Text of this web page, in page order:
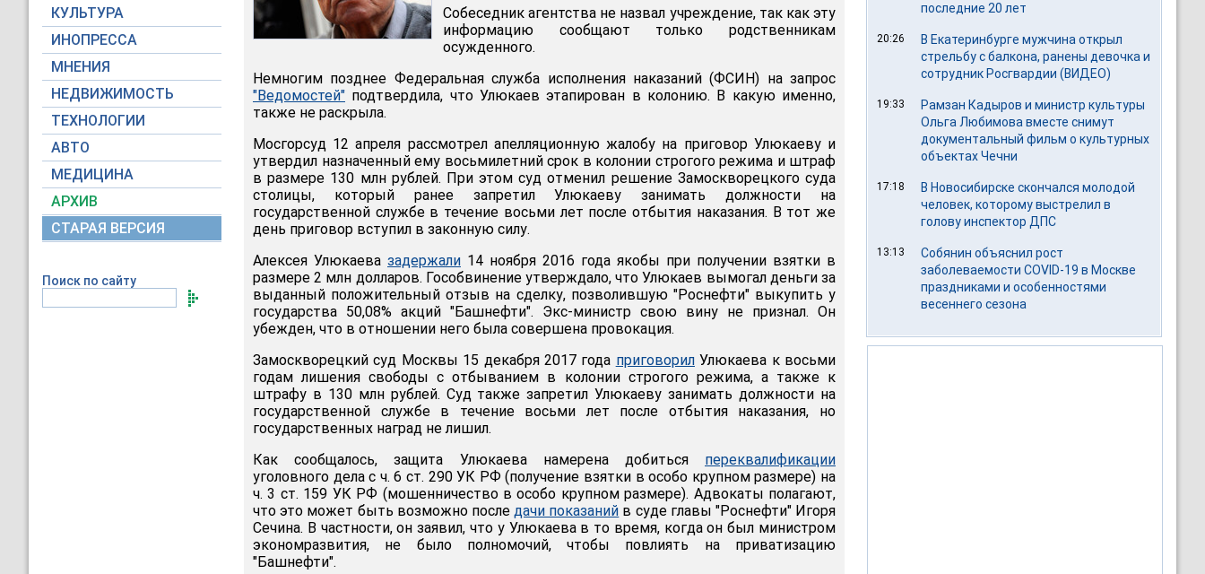
КУЛЬТУРА
ИНОПРЕССА
МНЕНИЯ
НЕДВИЖИМОСТЬ
ТЕХНОЛОГИИ
АВТО
МЕДИЦИНА
АРХИВ
СТАРАЯ ВЕРСИЯ
Поиск по сайту
Собеседник агентства не назвал учреждение, так как эту
информацию сообщают только родственникам
осужденного.
Немногим позднее Федеральная служба исполнения наказаний (ФСИН) на запрос
"Ведомостей" подтвердила, что Улюкаев этапирован в колонию. В какую именно,
также не раскрыла.
Мосгорсуд 12 апреля рассмотрел апелляционную жалобу на приговор Улюкаеву и
утвердил назначенный ему восьмилетний срок в колонии строгого режима и штраф
в размере 130 млн рублей. При этом суд отменил решение Замоскворецкого суда
столицы, который ранее запретил Улюкаеву занимать должности на
государственной службе в течение восьми лет после отбытия наказания. В тот же
день приговор вступил в законную силу.
Алексея Улюкаева задержали 14 ноября 2016 года якобы при получении взятки в
размере 2 млн долларов. Гособвинение утверждало, что Улюкаев вымогал деньги за
выданный положительный отзыв на сделку, позволившую "Роснефти" выкупить у
государства 50,08% акций "Башнефти". Экс-министр свою вину не признал. Он
убежден, что в отношении него была совершена провокация.
Замоскворецкий суд Москвы 15 декабря 2017 года приговорилУлюкаева к восьми
годам лишения свободы с отбыванием в колонии строгого режима, а также к
штрафу в 130 млн рублей. Суд также запретил Улюкаеву занимать должности на
государственной службе в течение восьми лет после отбытия наказания, но
государственных наград не лишил.
Как сообщалось, защита Улюкаева намерена добиться переквалификации
уголовного дела с ч. 6 ст. 290 УК РФ (получение взятки в особо крупном размере) на
ч. 3 ст. 159 УК РФ (мошенничество в особо крупном размере). Адвокаты полагают,
что это может быть возможно после дачи показаний в суде главы "Роснефти" Игоря
Сечина. В частности, он заявил, что у Улюкаева в то время, когда он был министром
экономразвития, не было полномочий, чтобы повлиять на приватизацию
"Башнефти".
последние 20 лет
20:26
В Екатеринбурге мужчина открыл
стрельбу с балкона, ранены девочка и
сотрудник Росгвардии (ВИДЕО)
19:33
Рамзан Кадыров и министр культуры
Ольга Любимова вместе снимут
документальный фильм о культурных
объектах Чечни
17:18
В Новосибирске скончался молодой
человек, которому выстрелил в
голову инспектор ДПС
13:13
Собянин объяснил рост
заболеваемости COVID-19 в Москве
праздниками и особенностями
весеннего сезона